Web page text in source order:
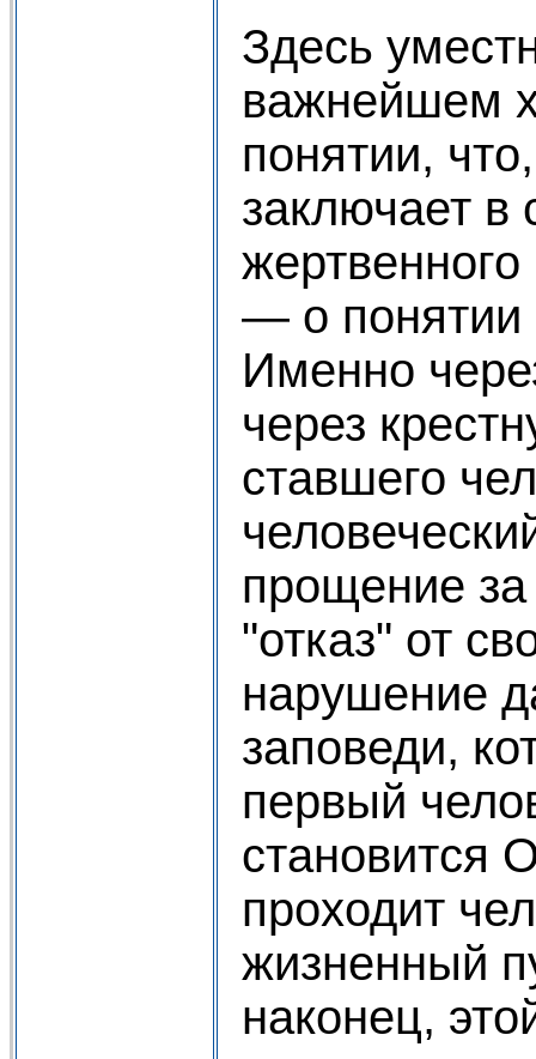
Здесь
важнейшем
понятии,
заключает в
— о понятии
Именно
через
ставшего
прощение за
"отказ" от
нарушение
заповеди,
первый
становится
проходит
жизненный
наконец,